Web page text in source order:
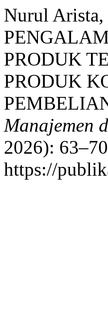
Nurul Arista,
PRODUK
PRODUK
Manajemen
2026):
https://